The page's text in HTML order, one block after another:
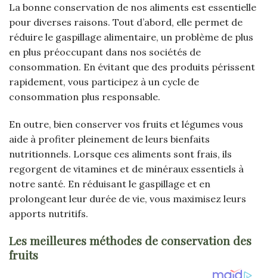
La bonne conservation de nos aliments est essentielle
pour diverses raisons. Tout d’abord, elle permet de
réduire le gaspillage alimentaire, un problème de plus
en plus préoccupant dans nos sociétés de
consommation. En évitant que des produits périssent
rapidement, vous participez à un cycle de
consommation plus responsable.
En outre, bien conserver vos fruits et légumes vous
aide à profiter pleinement de leurs bienfaits
nutritionnels. Lorsque ces aliments sont frais, ils
regorgent de vitamines et de minéraux essentiels à
notre santé. En réduisant le gaspillage et en
prolongeant leur durée de vie, vous maximisez leurs
apports nutritifs.
Les meilleures méthodes de conservation des
fruits